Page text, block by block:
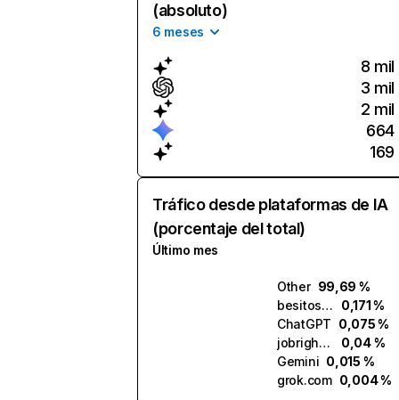
(absoluto)
6 meses
8 mil
3 mil
2 mil
664
169
Tráfico desde plataformas de IA
(porcentaje del total)
Último mes
Other 99,69 %
besitos.ai
0,171 %
ChatGPT 0,075 %
jobright.ai
0,04 %
Gemini 0,015 %
grok.com 0,004 %